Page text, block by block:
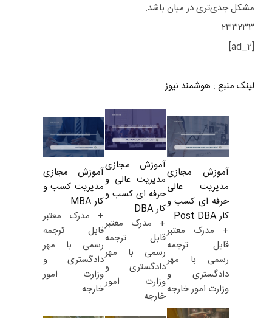
مشکل جدی‌تری در میان باشد.
۲۳۳۲۳۳
[ad_2]
لینک منبع : هوشمند نیوز
آموزش مجازی
مدیریت عالی
حرفه ای کسب و
کار Post DBA
+ مدرک معتبر
قابل ترجمه
رسمی با مهر
دادگستری و
وزارت امور خارجه
آموزش مجازی
مدیریت عالی و
حرفه ای کسب و
کار DBA
+ مدرک معتبر
قابل ترجمه
رسمی با مهر
دادگستری و
وزارت امور
خارجه
آموزش مجازی
مدیریت کسب و
کار MBA
+ مدرک معتبر
قابل ترجمه
رسمی با مهر
دادگستری و
وزارت امور
خارجه